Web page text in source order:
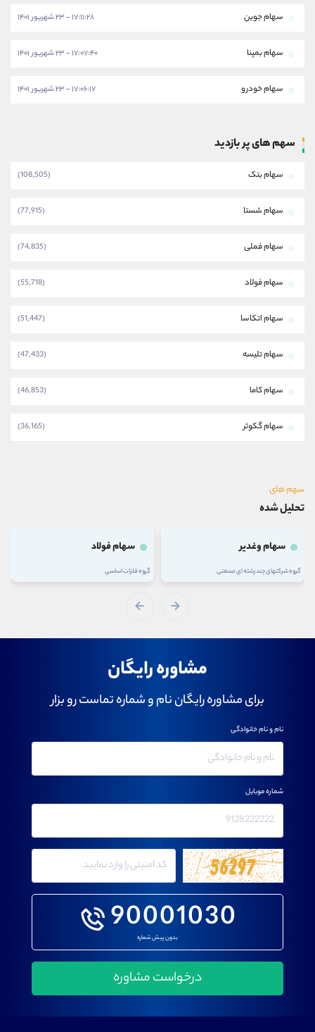
سهام جوین ۱۷:۱۱:۲۸ - ۲۳ شهریور ۱۴۰۱
سهام بمپنا ۱۷:۰۷:۴۰ - ۲۳ شهریور ۱۴۰۱
سهام خودرو ۱۷:۰۶:۱۷ - ۲۳ شهریور ۱۴۰۱
سهم های پر بازدید
سهام بتک (108,505)
سهام شستا (77,915)
سهام فملی (74,835)
سهام فولاد (55,718)
سهام اتکاسا (51,447)
سهام تلیسه (47,433)
سهام کاما (46,853)
سهام گکوثر (36,165)
سهم های
تحلیل شده
سهام وغدیر
گروه شرکتهای چند رشته ای صنعتی
سهام فولاد
گروه فلزات اساسی
مشاوره رایگان
برای مشاوره رایگان نام و شماره تماست رو بزار
90001030
بدون پیش شماره
نام و نام خانوادگی
شماره موبایل